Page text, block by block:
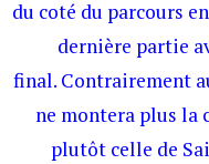
du coté du parcours
dernière partie
final. Contrairement
ne montera plus la
plutôt celle de